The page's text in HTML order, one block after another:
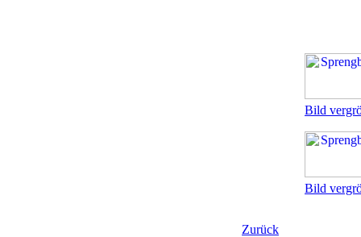
Bild
Bild
Zurück